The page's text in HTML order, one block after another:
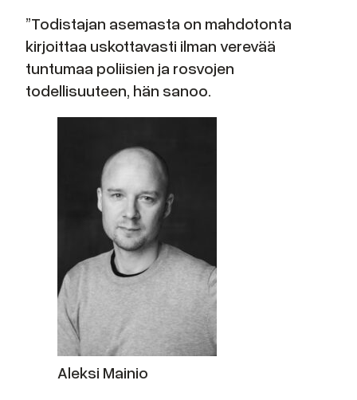
”Todistajan asemasta on mahdotonta
kirjoittaa uskottavasti ilman verevää
tuntumaa poliisien ja rosvojen
todellisuuteen, hän sanoo.
Aleksi Mainio